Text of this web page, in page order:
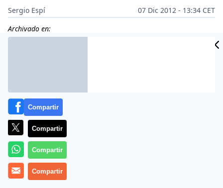
Sergio Espí
07 Dic 2012 - 13:34 CET
Archivado en:
Compartir
Compartir
Compartir
Compartir